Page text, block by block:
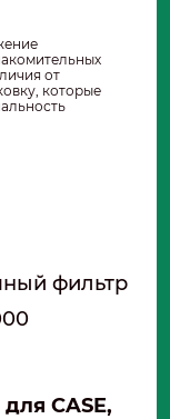
от
которые
фильтр
CASE,